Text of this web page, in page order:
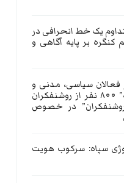
یک خط انحرافی در
کنگره بر پایه آگاهی و
فعالان سیاسی، مدنی و
فرهنگی کرد”در واکنش به بیانیه” ۸۰۰ نفر از روشنفکران
در خصوص
سپاه: سرکوب هویت